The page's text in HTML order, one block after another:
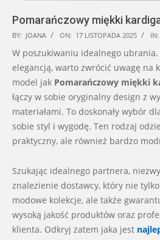
Pomarańczowy miękki
2025-
11-
17
BY: JOANA ON: 17 LISTOPADA 2025 IN:
W poszukiwaniu idealnego ubrania,
elegancją, warto zwrócić uwagę na
model jak Pomarańczowy miękki
łączy w sobie oryginalny design z
materiałami. To doskonały wybór
sobie styl i wygodę. Ten rodzaj
praktyczny, ale również bardzo
Szukając idealnego partnera,
znalezienie dostawcy, który nie
modowe kolekcje, ale także
wysoką jakość produktów oraz
klienta. Odkryj zatem jaka jest